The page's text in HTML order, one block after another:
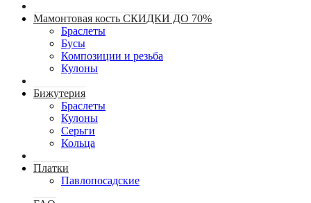
Мамонтовая кость СКИДКИ ДО 70%
Браслеты
Бусы
Композиции и резьба
Кулоны
Бижутерия
Браслеты
Кулоны
Серьги
Кольца
Платки
Павлопосадские